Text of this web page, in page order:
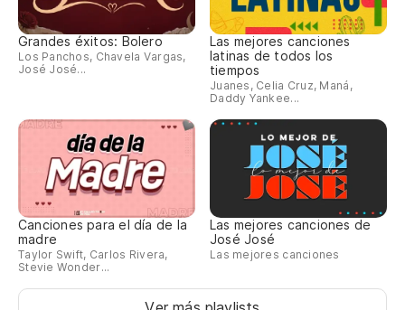
Grandes éxitos: Bolero
Los Panchos, Chavela Vargas,
José José...
Las mejores canciones
latinas de todos los
tiempos
Juanes, Celia Cruz, Maná,
Daddy Yankee...
Canciones para el día de la
madre
Taylor Swift, Carlos Rivera,
Stevie Wonder...
Las mejores canciones de
José José
Las mejores canciones